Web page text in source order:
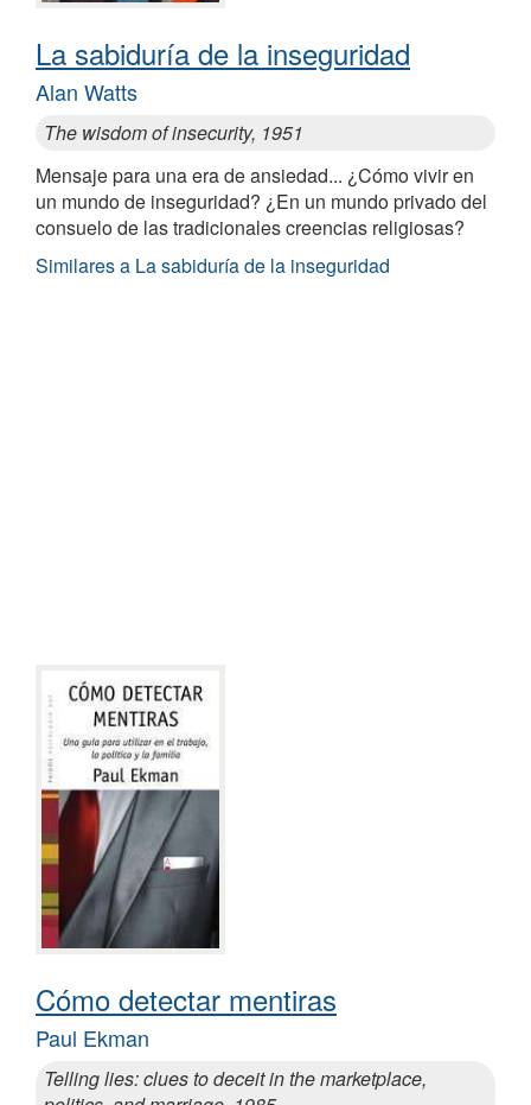
La sabiduría de la inseguridad
Alan Watts
The wisdom of insecurity, 1951
Mensaje para una era de ansiedad... ¿Cómo vivir en
un mundo de inseguridad? ¿En un mundo privado del
consuelo de las tradicionales creencias religiosas?
Similares a La sabiduría de la inseguridad
Cómo detectar mentiras
Paul Ekman
Telling lies: clues to deceit in the marketplace,